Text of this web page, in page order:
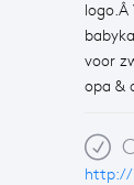
logo.Â
voor
opa &
http://